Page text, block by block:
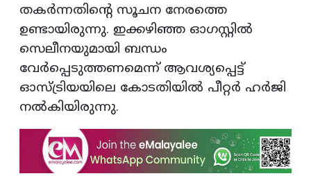
തകർന്നതിൻ്റെ സൂചന നേരത്തെ
ഉണ്ടായിരുന്നു. ഇക്കഴിഞ്ഞ ഓ​ഗസ്റ്റിൽ
സെലീനയുമായി ബന്ധം
വേർപ്പെടുത്തണമെന്ന് ആവശ്യപ്പെട്ട്
ഓസ്ട്രിയയിലെ കോടതിയിൽ പീറ്റർ ഹർജി
നൽകിയിരുന്നു.